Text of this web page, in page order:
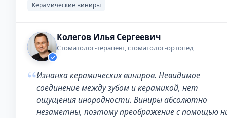
Керамические виниры
Колегов Илья Сергеевич
Стоматолог-терапевт, стоматолог-ортопед
“Изнанка керамических виниров. Невидимое
соединение между зубом и керамикой, нет
ощущения инородности. Виниры абсолютно
незаметны, поэтому преображение с помощью